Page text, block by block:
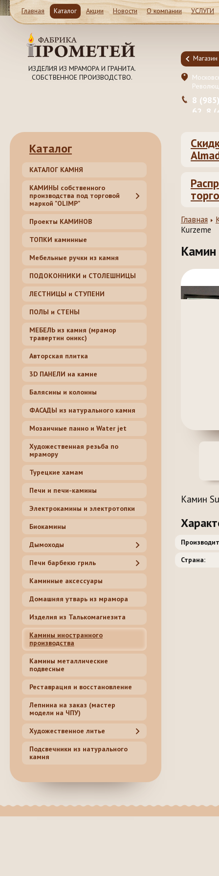
Главная Каталог Акции Новости О компании УСЛУГИ
ИЗДЕЛИЯ ИЗ МРАМОРА И ГРАНИТА.
СОБСТВЕННОЕ ПРОИЗВОДСТВО.
Магазин и Производство
Московская обл. Ленинский район, Молоково ул.
8
62, 8
Главная
Kurzeme
Камин
Страна:
Каталог
КАТАЛОГ КАМНЯ
КАМИНЫ собственного
производства под торговой
маркой "OLIMP"
Проекты КАМИНОВ
ТОПКИ каминные
Мебельные ручки из камня
ПОДОКОННИКИ и СТОЛЕШНИЦЫ
ЛЕСТНИЦЫ и СТУПЕНИ
ПОЛЫ и СТЕНЫ
МЕБЕЛЬ из камня (мрамор
травертин оникс)
Авторская плитка
3D ПАНЕЛИ на камне
Балясины и колонны
ФАСАДЫ из натурального камня
Мозаичные панно и Water jet
Художественная резьба по
мрамору
Турецкие хамам
Печи и печи-камины
Электрокамины и электротопки
Биокамины
Дымоходы
Печи барбекю гриль
Каминные аксессуары
Домашняя утварь из мрамора
Изделия из Талькомагнезита
Камины иностранного
производства
Камины металлические
подвесные
Реставрация и восстановление
Лепнина на заказ (мастер
модели на ЧПУ)
Художественное литье
Подсвечники из натурального
камня